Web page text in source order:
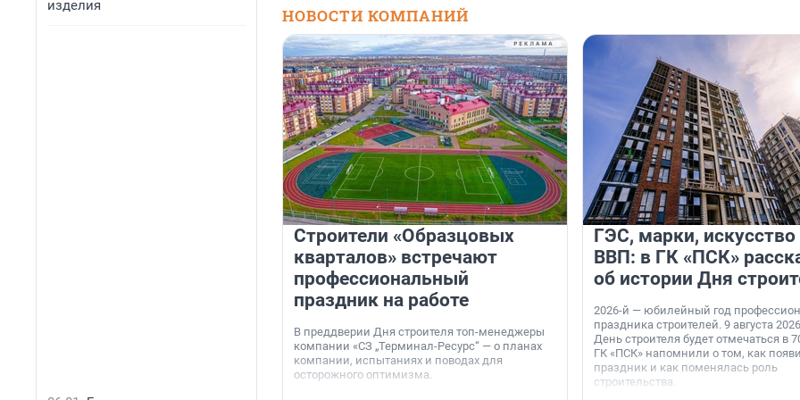
изделия
НОВОСТИ КОМПАНИЙ
Строители «Образцовых
кварталов» встречают
профессиональный
праздник на работе
В преддверии Дня строителя топ-менеджеры
компании «СЗ „Терминал-Ресурс“ — о планах
компании, испытаниях и поводах для
осторожного оптимизма.
ГЭС, марки, искусство
ВВП: в ГК «ПСК»
об истории Дня
2026-й — юбилейный год
праздника строителей. 9 августа
День строителя будет отмечаться в
ГК «ПСК» напомнили о том, как
праздник и как поменялась роль
строительства.